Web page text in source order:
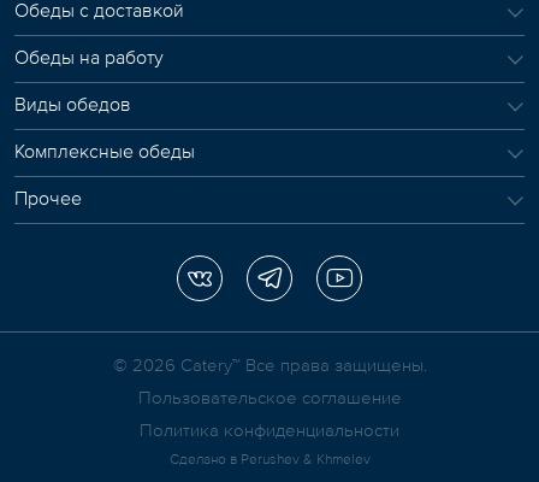
Обеды с доставкой
Обеды на работу
Виды обедов
Комплексные обеды
Прочее
© 2026 Сatery™ Все права защищены.
Пользовательское соглашение
Политика конфиденциальности
Сделано в Perushev & Khmelev